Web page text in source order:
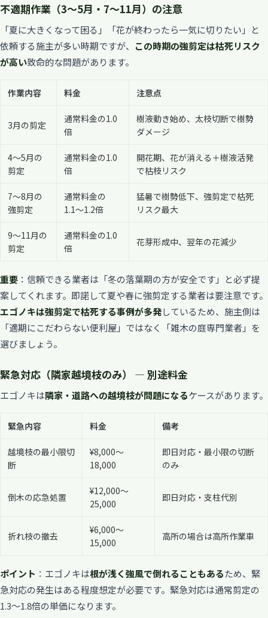
不適期作業（3〜5月・7〜11月）の注意
「夏に大きくなって困る」「花が終わったら一気に切りたい」と
依頼する施主が多い時期ですが、 この時期の強剪定は枯死リスク
が高い致命的な問題があります。
作業内容 料金 注意点
3月の剪定
通常料金の1.0
倍
樹液動き始め、太枝切断で樹勢
ダメージ
4〜5月の
剪定
通常料金の1.0
倍
開花期、花が消える＋樹液活発
で枯枝リスク
7〜8月の
強剪定
通常料金の
1.1〜1.2倍
猛暑で樹勢低下、強剪定で枯死
リスク最大
9〜11月の
剪定
通常料金の1.0
倍
花芽形成中、翌年の花減少
重要 ：信頼できる業者は「冬の落葉期の方が安全です」と必ず提
案してくれます。即諾して夏や春に強剪定する業者は要注意です。
エゴノキは強剪定で枯死する事例が多発しているため、施主側は
「適期にこだわらない便利屋」ではなく「雑木の庭専門業者」を
選びましょう。
緊急対応（隣家越境枝のみ） — 別途料金
エゴノキは隣家・道路への越境枝が問題になるケースがあります。
緊急内容 料金 備考
越境枝の最小限切
断
¥8,000〜
18,000
即日対応・最小限の切断
のみ
倒木の応急処置
¥12,000〜
25,000
即日対応・支柱代別
折れ枝の撤去
¥6,000〜
15,000
高所の場合は高所作業車
ポイント ：エゴノキは根が浅く強風で倒れることもあるため、緊
急対応の発生はある程度想定が必要です。緊急対応は通常剪定の
1.3〜1.8倍の単価になります。